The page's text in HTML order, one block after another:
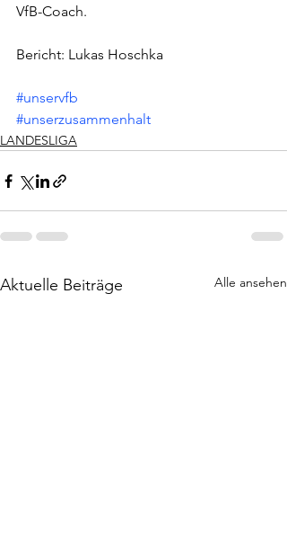
VfB-Coach.
Bericht: Lukas Hoschka
#unservfb
#unserzusammenhalt
LANDESLIGA
Aktuelle Beiträge Alle ansehen